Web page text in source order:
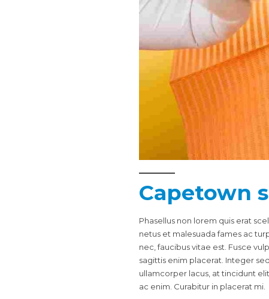
Capetown
Phasellus non lorem quis erat
netus et malesuada fames ac
nec, faucibus vitae est. Fusce
sagittis enim placerat. Integer
ullamcorper lacus, at tincidunt
ac enim. Curabitur in placerat mi.